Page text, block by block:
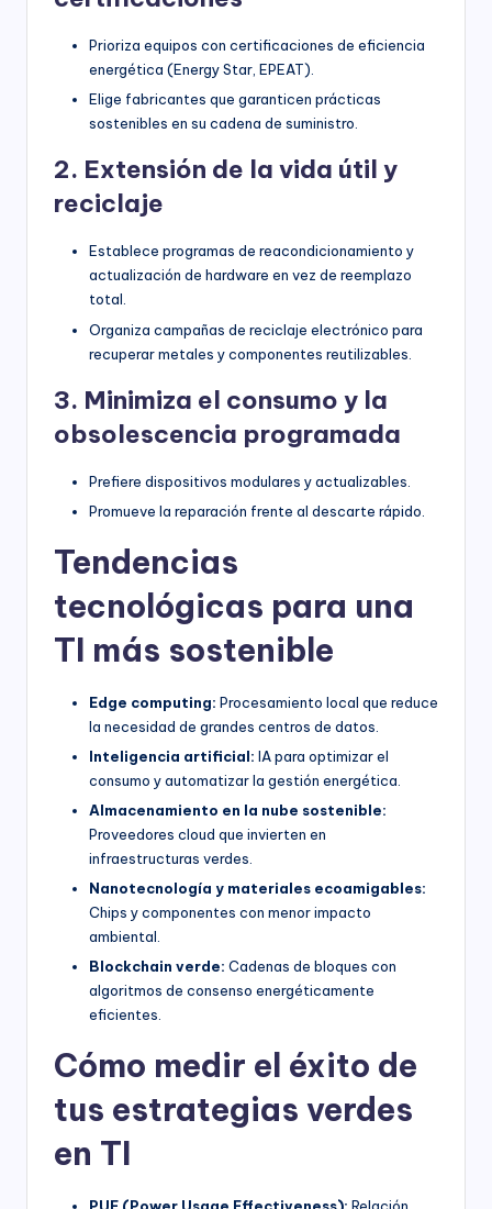
Prioriza equipos con certificaciones de eficiencia
energética (Energy Star, EPEAT).
Elige fabricantes que garanticen prácticas
sostenibles en su cadena de suministro.
2. Extensión de la vida útil y
reciclaje
Establece programas de reacondicionamiento y
actualización de hardware en vez de reemplazo
total.
Organiza campañas de reciclaje electrónico para
recuperar metales y componentes reutilizables.
3. Minimiza el consumo y la
obsolescencia programada
Prefiere dispositivos modulares y actualizables.
Promueve la reparación frente al descarte rápido.
Tendencias
tecnológicas para una
TI más sostenible
Edge computing: Procesamiento local que reduce
la necesidad de grandes centros de datos.
Inteligencia artificial: IA para optimizar el
consumo y automatizar la gestión energética.
Almacenamiento en la nube sostenible:
Proveedores cloud que invierten en
infraestructuras verdes.
Nanotecnología y materiales ecoamigables:
Chips y componentes con menor impacto
ambiental.
Blockchain verde: Cadenas de bloques con
algoritmos de consenso energéticamente
eficientes.
Cómo medir el éxito de
tus estrategias verdes
en TI